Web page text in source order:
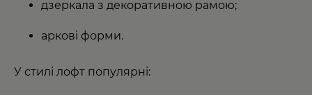
дзеркала з декоративною рамою;
аркові форми.
У стилі лофт популярні: